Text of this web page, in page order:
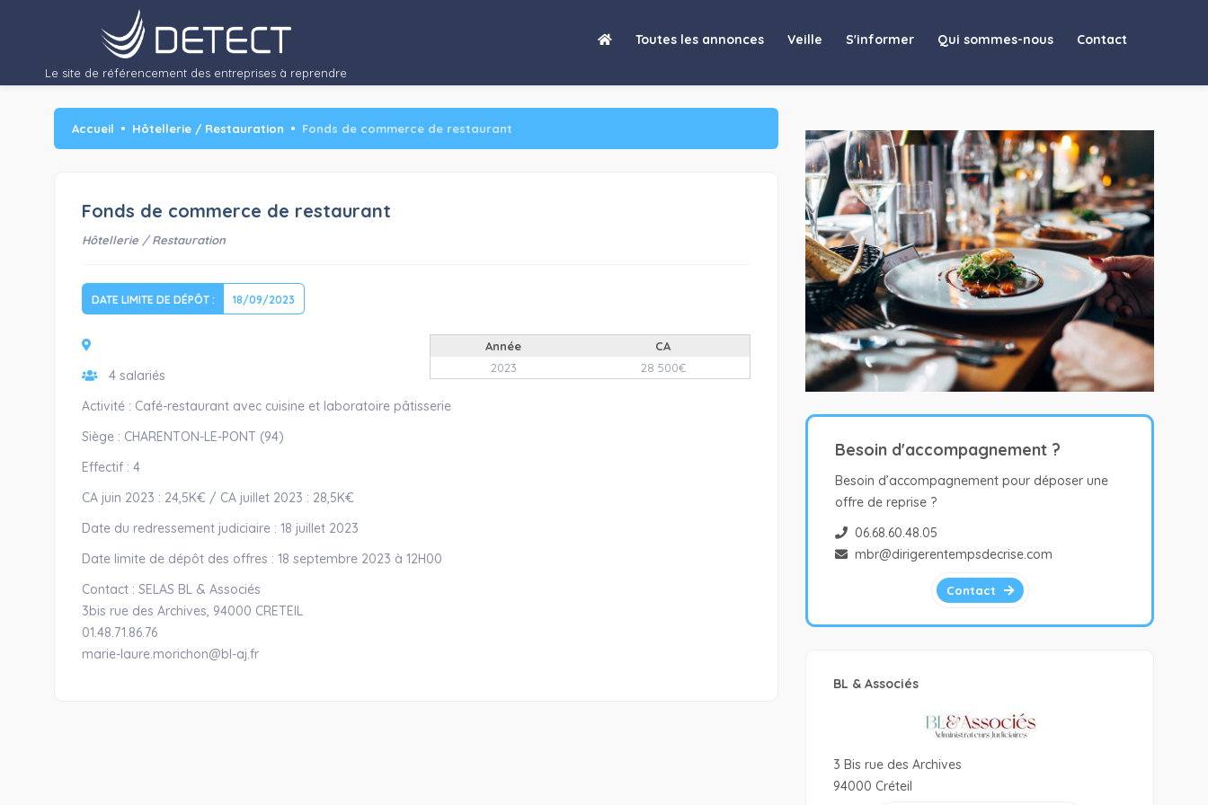
Le site de référencement des entreprises à reprendre
Toutes les annonces Veille S'informer Qui sommes-nous Contact
Accueil Hôtellerie / Restauration Fonds de commerce de restaurant
Fonds de commerce de restaurant
Hôtellerie / Restauration
DATE LIMITE DE DÉPÔT : 18/09/2023
4 salariés
Année
CA
2023
28 500€
Activité : Café-restaurant avec cuisine et laboratoire pâtisserie
Siège : CHARENTON-LE-PONT (94)
Effectif : 4
CA juin 2023 : 24,5K€ / CA juillet 2023 : 28,5K€
Date du redressement judiciaire : 18 juillet 2023
Date limite de dépôt des offres : 18 septembre 2023 à 12H00
Contact : SELAS BL & Associés
3bis rue des Archives, 94000 CRETEIL
01.48.71.86.76
marie-laure.morichon@bl-aj.fr
Besoin d'accompagnement ?
Besoin d’accompagnement pour déposer une
offre de reprise ?
06.68.60.48.05
mbr@dirigerentempsdecrise.com
Contact
BL & Associés
3 Bis rue des Archives
94000 Créteil